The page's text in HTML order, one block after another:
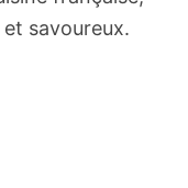
savoureux.